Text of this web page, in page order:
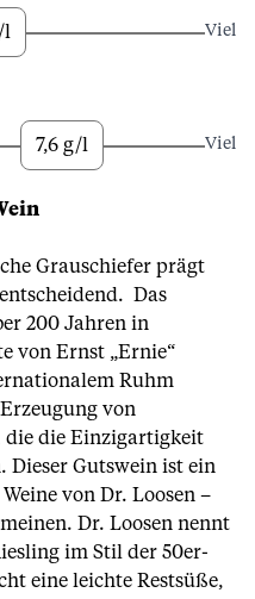
l Viel
7,6 g/l Viel
Grauschiefer prägt
Das
200 Jahren in
von Ernst „Ernie“
Ruhm
von
die die Einzigartigkeit
Dieser Gutswein ist ein
von Dr. Loosen –
Dr. Loosen nennt
im Stil der 50er-
eine leichte Restsüße,